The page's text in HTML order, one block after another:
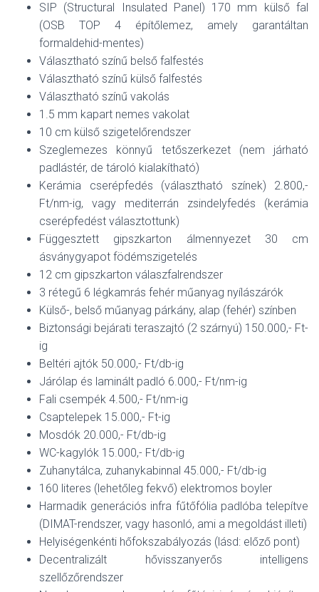
SIP (Structural Insulated Panel) 170 mm külső fal
(OSB TOP 4 építőlemez, amely garantáltan
formaldehid-mentes)
Választható színű belső falfestés
Választható színű külső falfestés
Választható színű vakolás
1.5 mm kapart nemes vakolat
10 cm külső szigetelőrendszer
Szeglemezes könnyű tetőszerkezet (nem járható
padlástér, de tároló kialakítható)
Kerámia cserépfedés (választható színek) 2.800,-
Ft/nm-ig, vagy mediterrán zsindelyfedés (kerámia
cserépfedést választottunk)
Függesztett gipszkarton álmennyezet 30 cm
ásványgyapot födémszigetelés
12 cm gipszkarton válaszfalrendszer
3 rétegű 6 légkamrás fehér műanyag nyílászárók
Külső-, belső műanyag párkány, alap (fehér) színben
Biztonsági bejárati teraszajtó (2 szárnyú) 150.000,- Ft-
ig
Beltéri ajtók 50.000,- Ft/db-ig
Járólap és laminált padló 6.000,- Ft/nm-ig
Fali csempék 4.500,- Ft/nm-ig
Csaptelepek 15.000,- Ft-ig
Mosdók 20.000,- Ft/db-ig
WC-kagylók 15.000,- Ft/db-ig
Zuhanytálca, zuhanykabinnal 45.000,- Ft/db-ig
160 literes (lehetőleg fekvő) elektromos boyler
Harmadik generációs infra fűtőfólia padlóba telepítve
(DIMAT-rendszer, vagy hasonló, ami a megoldást illeti)
Helyiségenkénti hőfokszabályozás (lásd: előző pont)
Decentralizált hővisszanyerős intelligens
szellőzőrendszer